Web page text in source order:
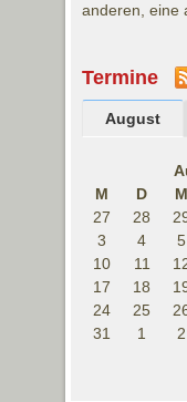
anderen, eine
Termine
August
M
D M
27
28
3
4 5
10
11
17
18
24
25
31
1 2